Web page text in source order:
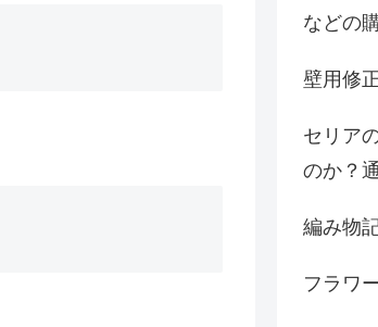
などの
壁用修
セリア
のか？
編み物
フラワ